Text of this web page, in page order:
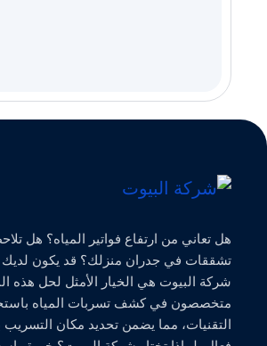
هل تعاني من ارتفاع فواتير المياه؟ هل
تشققات في جدران منزلك؟ قد يكون
شركة البيوت هي الخيار الأمثل لحل هذه
متخصصون في كشف تسربات المياه
التقنيات، مما يضمن تحديد مكان